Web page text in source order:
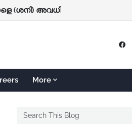
(ശനി) അവധി
More